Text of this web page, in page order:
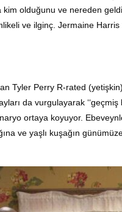
olduğunu ve nereden
ve ilginç. Jermaine Harris
Tyler Perry R-rated
da vurgulayarak
ortaya koyuyor.
ve yaşlı kuşağın